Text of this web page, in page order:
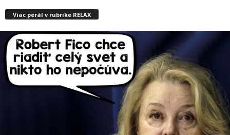
Viac perál v rubrike RELAX